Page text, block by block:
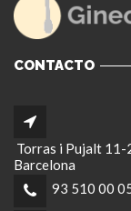
CONTACTO
Torras i Pujalt 11-
Barcelona
93 510 00